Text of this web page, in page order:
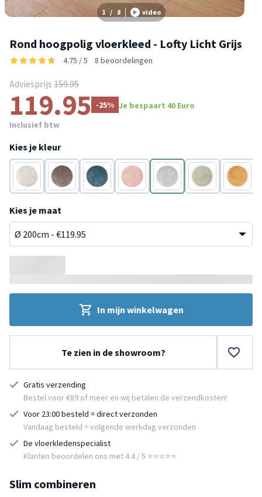
1 / 8 video
Rond hoogpolig vloerkleed - Lofty Licht Grijs
4.75 / 5 8 beoordelingen
Adviesprijs 159.95
119.95 -25% Je bespaart 40 Euro
Inclusief btw
Kies je kleur
Crème Taupe Blauw Roze Grijs Groen Geel
Kies je maat
In mijn winkelwagen
Te zien in de showroom?
Gratis verzending
Bestel voor €89 of meer en wij betalen de verzendkosten!
Voor 23:00 besteld = direct verzonden
Vandaag besteld = volgende werkdag verzonden
De vloerkledenspecialist
Klanten beoordelen ons met 4.4 / 5 ⭐⭐⭐⭐⭐
Slim combineren